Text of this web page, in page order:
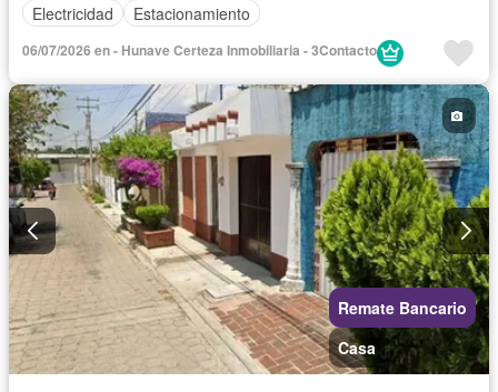
Electricidad
Estacionamiento
06/07/2026 en - Hunave Certeza Inmobiliaria - 3Contacto
Remate Bancario
Casa